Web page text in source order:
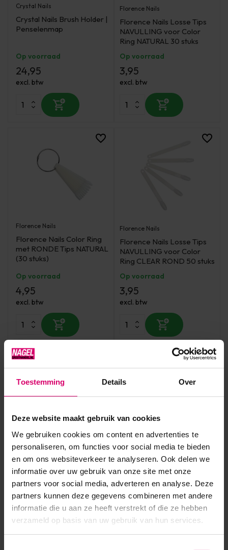
Toestemming Details Over
Deze website maakt gebruik van cookies
We gebruiken cookies om content en advertenties te
personaliseren, om functies voor social media te bieden
en om ons websiteverkeer te analyseren. Ook delen we
informatie over uw gebruik van onze site met onze
partners voor social media, adverteren en analyse. Deze
partners kunnen deze gegevens combineren met andere
informatie die u aan ze heeft verstrekt of die ze hebben
verzameld op basis van uw gebruik van hun services.
Crystal Nails
Crystal Nails Brush Holder |
Penselenmap
Op voorraad
24,95
excl. btw
Florence Nails
Florence Nails Losse Tips
NAVULLING voor Color
Ring NATURAL 30 stuks
Op voorraad
3,95
excl. btw
Florence Nails
Florence Nails Color Ring
met RONDE Tips NATURAL
(30 stuks)
Op voorraad
4,95
excl. btw
Florence Nails
Florence Nails Losse Tips
NAVULLING voor Color
Ring CLEAR ROND 50 stuks
Op voorraad
3,95
excl. btw
PBP
PBP Demo Plate Oval |
Mixing Palette Pink
Op voorraad
5,95
excl. btw
Crystal Nails
Crystal Nails Mixing Palette
Op voorraad
14,15
excl. btw